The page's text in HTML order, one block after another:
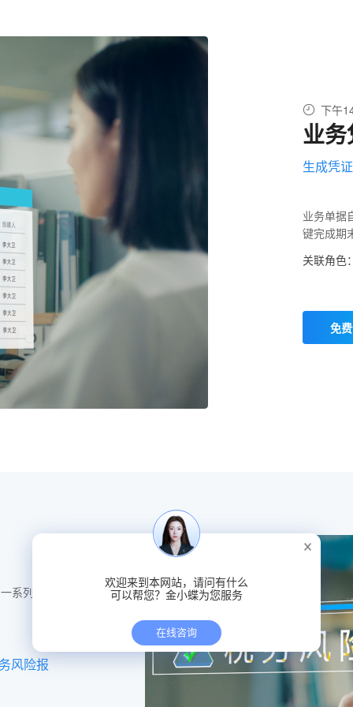
下午
业
生成凭证
业务单据
键完成期
关联角色
免
系列工
风险报